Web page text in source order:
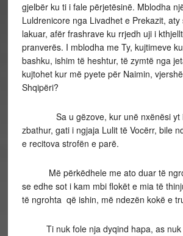
gjelbër ku ti i fale përjetësinë. Mblodha
Luldrenicore nga Livadhet e Prekazit,
lakuar, afër frashrave ku rrjedh uji i
pranverës. I mblodha me Ty, kujtimeve
bashku, ishim të heshtur, të zymtë nga
kujtohet kur më pyete për Naimin,
Shqipëri?
Sa u gëzove, kur unë nxënësi yt i
zbathur, gati i ngjaja Lulit të Vocërr, bile
e recitova strofën e parë.
Më përkëdhele me ato duar të
se edhe sot i kam mbi flokët e mia të
të ngrohta që ishin, më ndezën kokë e
Ti nuk fole nja dyqind hapa, as nuk